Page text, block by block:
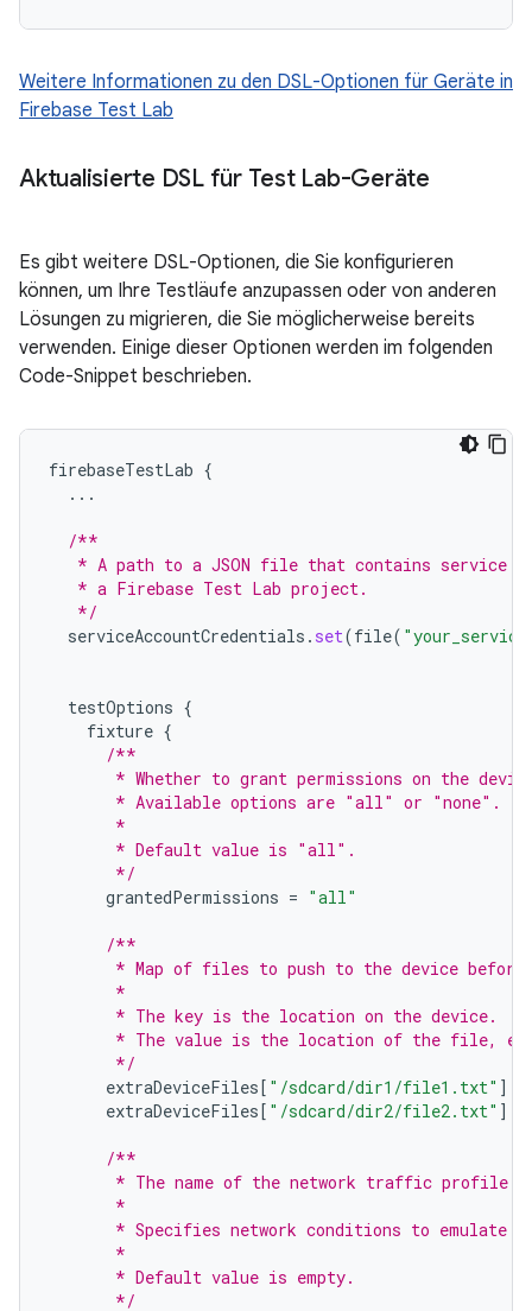
Weitere Informationen zu den DSL-Optionen für Geräte in
Firebase Test Lab
Aktualisierte DSL für Test Lab-Geräte
Es gibt weitere DSL-Optionen, die Sie konfigurieren
können, um Ihre Testläufe anzupassen oder von anderen
Lösungen zu migrieren, die Sie möglicherweise bereits
verwenden. Einige dieser Optionen werden im folgenden
Code-Snippet beschrieben.
firebaseTestLab {
...
/**
* A path to a JSON file that contains service
   * a Firebase Test Lab project.
   */
serviceAccountCredentials . set(file(
testOptions {
fixture {
/**
* Whether to grant permissions on the
       * Available options are "all" or "none".
       *
       * Default value is "all".
       */
grantedPermissions = "all"
/**
* Map of files to push to the device
       *
       * The key is the location on the device.
* The value is the location of the file,
       */
extraDeviceFiles[ "/sdcard/dir1/file1.txt" ]
extraDeviceFiles[ "/sdcard/dir2/file2.txt" ]
/**
       * The name of the network traffic profile.
       *
* Specifies network conditions to emulate
       *
       * Default value is empty.
       */